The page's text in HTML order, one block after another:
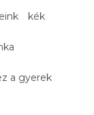
kék
a gyerek